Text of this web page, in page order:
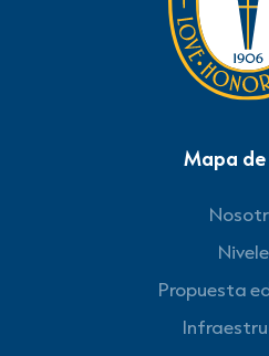
Mapa
Propuesta